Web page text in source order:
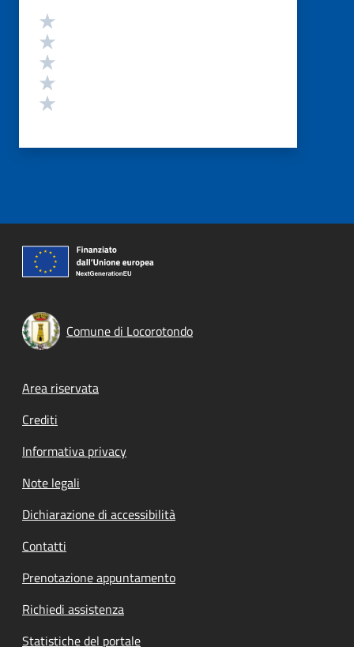
Valutazione
Comune di Locorotondo
Footer menu
Area riservata
Crediti
Informativa privacy
Note legali
Dichiarazione di accessibilità
Contatti
Prenotazione appuntamento
Richiedi assistenza
Statistiche del portale